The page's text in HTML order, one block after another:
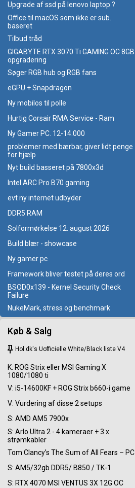
Upgrade af ssd på lenovo laptop ?
Office til macOS som ikke er sub.
baseret
Tilbud tråd
GIGABYTE RTX 3070 Ti GAMING OC 8GB
opgradering
Søger RGB hub og RGB fans
eGPU + Snapdragon
Ny mobilos til polle
Hurtig Corsair RMA Service - Ram
Ny Gamer PC. 12-14.000
problemer med bærbar, giver lidt penge
for hjælp
Nyt build basseret på 7800x3d
Intel ARC Pro B70 gaming
evt ny internet udbyder
DDR5 RAM
Solformørkelse 12. august 2026
Build blær - showcase
Ny gamer pc
Framework bliver testet på deres ord
BSOD0x139 - Kernel Security Check
Failure
NukeMark, stress og benchmark
Køb & Salg
keep Hol.dk's Uofficielle White/Black liste V4
K: ROG Strix eller MSI Gaming X
1080/1080 ti
V: i5-14600KF + ROG Strix b660-i game
V: Vurdering af disse 2 setups
S: AMD AM5 7900x
S: Arlo Ultra 2 - 4 kameraer + 3 x
strømkabler
Tom Clancy’s The Sum of All Fears – PC
S: AM5/32gb DDR5/ B850 / TK-1
S: RTX 4070 MSI VENTUS 3X 12G OC